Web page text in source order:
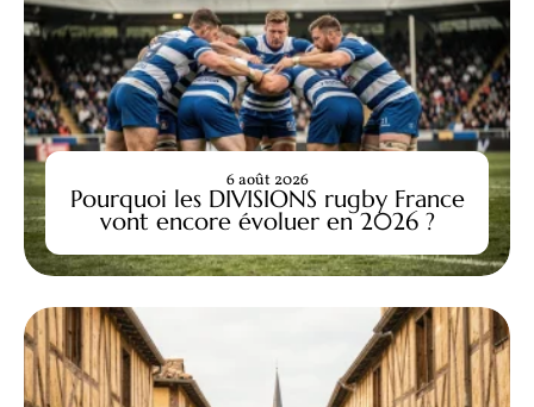
Pourquoi les DIVISIONS rugby France
vont encore évoluer en 2026 ?
6 août 2026